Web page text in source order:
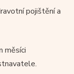
pojištění a
měsíci